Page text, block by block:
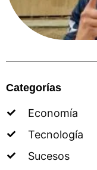
Categorías
Economía
Tecnología
Sucesos